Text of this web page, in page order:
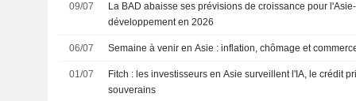
09/07
La BAD abaisse ses prévisions de croissance pour
développement en 2026
06/07 Semaine à venir en Asie : inflation, chômage et
01/07
Fitch : les investisseurs en Asie surveillent l'IA, le crédit
souverains